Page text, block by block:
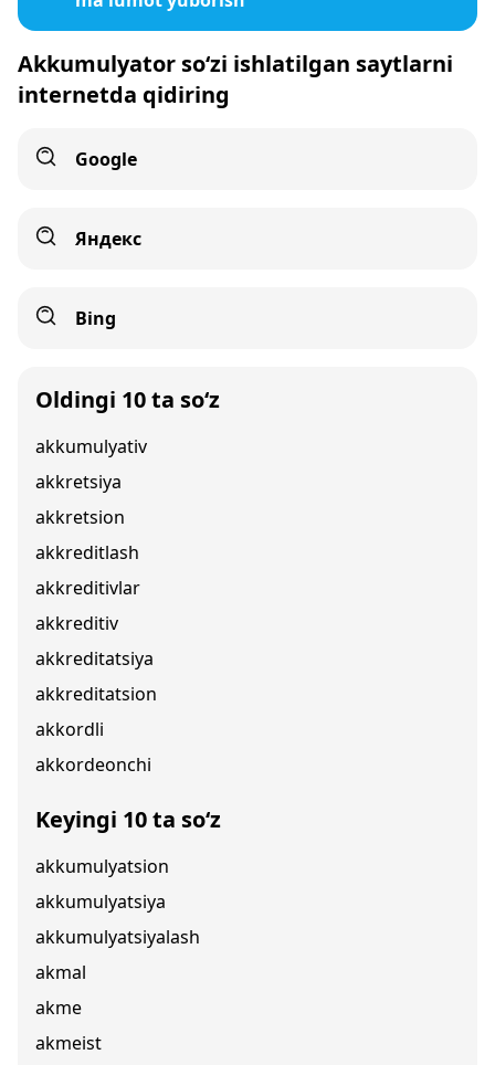
Akkumulyator so‘zi ishlatilgan saytlarni
internetda qidiring
Google
Яндекс
Bing
Oldingi 10 ta so‘z
akkumulyativ
akkretsiya
akkretsion
akkreditlash
akkreditivlar
akkreditiv
akkreditatsiya
akkreditatsion
akkordli
akkordeonchi
Keyingi 10 ta so‘z
akkumulyatsion
akkumulyatsiya
akkumulyatsiyalash
akmal
akme
akmeist